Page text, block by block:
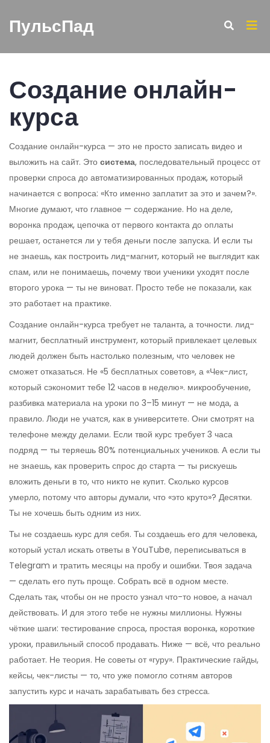
ПульсПад
Создание онлайн-
курса
Создание онлайн-курса — это не просто записать видео и
выложить на сайт. Это система, последовательный процесс от
проверки спроса до автоматизированных продаж, который
начинается с вопроса: «Кто именно заплатит за это и зачем?».
Многие думают, что главное — содержание. Но на деле,
воронка продаж, цепочка от первого контакта до оплаты
решает, останется ли у тебя деньги после запуска. И если ты
не знаешь, как построить лид-магнит, который не выглядит как
спам, или не понимаешь, почему твои ученики уходят после
второго урока — ты не виноват. Просто тебе не показали, как
это работает на практике.
Создание онлайн-курса требует не таланта, а точности. лид-
магнит, бесплатный инструмент, который привлекает целевых
людей должен быть настолько полезным, что человек не
сможет отказаться. Не «5 бесплатных советов», а «Чек-лист,
который сэкономит тебе 12 часов в неделю». микрообучение,
разбивка материала на уроки по 3–15 минут— не мода, а
правило. Люди не учатся, как в университете. Они смотрят на
телефоне между делами. Если твой курс требует 3 часа
подряд — ты теряешь 80% потенциальных учеников. А если ты
не знаешь, как проверить спрос до старта — ты рискуешь
вложить деньги в то, что никто не купит. Сколько курсов
умерло, потому что авторы думали, что «это круто»? Десятки.
Ты не хочешь быть одним из них.
Ты не создаешь курс для себя. Ты создаешь его для человека,
который устал искать ответы в YouTube, переписываться в
Telegram и тратить месяцы на пробу и ошибки. Твоя задача
— сделать его путь проще. Собрать всё в одном месте.
Сделать так, чтобы он не просто узнал что-то новое, а начал
действовать. И для этого тебе не нужны миллионы. Нужны
чёткие шаги: тестирование спроса, простая воронка, короткие
уроки, правильный способ продавать. Ниже — всё, что реально
работает. Не теория. Не советы от «гуру». Практические гайды,
кейсы, чек-листы — то, что уже помогло сотням авторов
запустить курс и начать зарабатывать без стресса.